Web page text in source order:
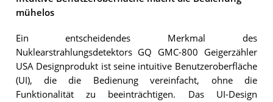
mühelos
Ein entscheidendes Merkmal des
Nuklearstrahlungsdetektors GQ GMC-800 Geigerzähler
USA Designprodukt ist seine intuitive Benutzeroberfläche
(UI), die die Bedienung vereinfacht, ohne die
Funktionalität zu beeinträchtigen. Das UI-Design